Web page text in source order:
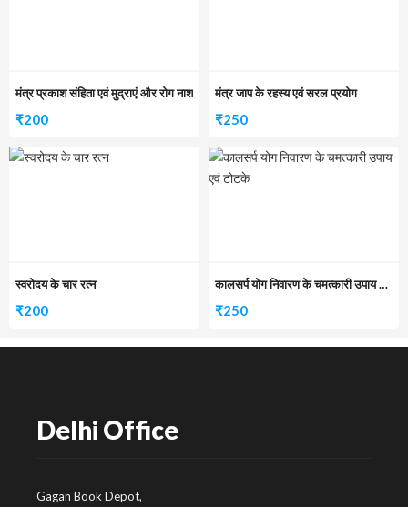
मंत्र प्रकाश संहिता एवं मुद्राएं और रोग नाश
₹200
मंत्र जाप के रहस्य एवं सरल प्रयोग
₹250
स्वरोदय के चार रत्न
₹200
कालसर्प योग निवारण के चमत्कारी उपाय एवं टोटके
₹250
Delhi Office
Gagan Book Depot,